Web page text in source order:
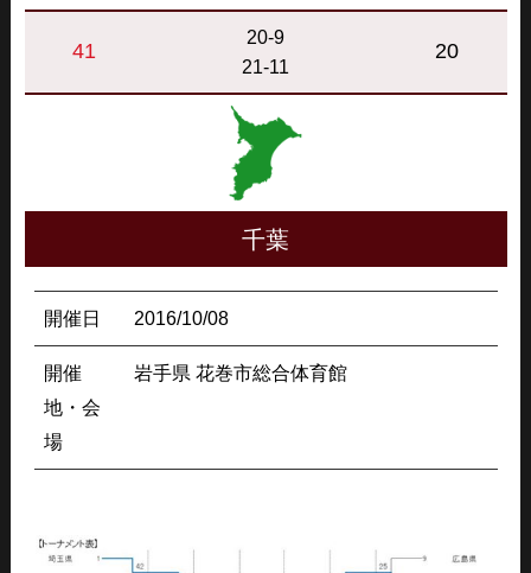
41
20-9
21-11
20
千葉
開催日 2016/10/08
開催
地・会
場
岩手県 花巻市総合体育館